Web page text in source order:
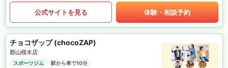
公式サイトを見る 体験・相談予約
チョコザップ (chocoZAP)
郡山桜木店
スポーツジム
駅から車で10分